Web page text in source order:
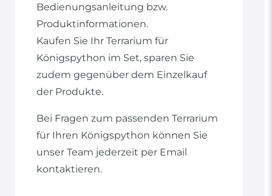
Bedienungsanleitung bzw.
Produktinformationen.
Kaufen Sie Ihr Terrarium für
Königspython im Set, sparen Sie
zudem gegenüber dem Einzelkauf
der Produkte.
Bei Fragen zum passenden Terrarium
für Ihren Königspython können Sie
unser Team jederzeit per Email
kontaktieren.